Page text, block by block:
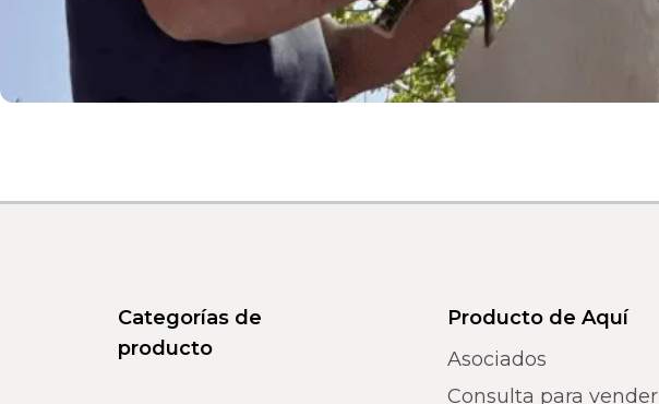
Categorías de
producto
Producto de Aquí
Asociados
Consulta para vender